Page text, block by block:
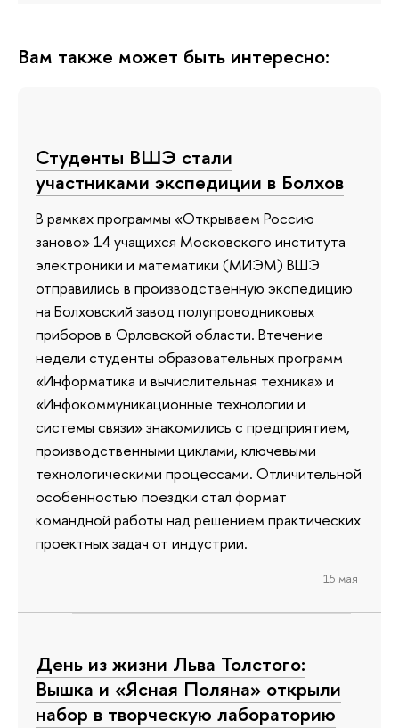
Вам также может быть интересно:
Студенты ВШЭ стали
участниками экспедиции в Болхов
В рамках программы «Открываем Россию
заново» 14 учащихся Московского института
электроники и математики (МИЭМ) ВШЭ
отправились в производственную экспедицию
на Болховский завод полупроводниковых
приборов в Орловской области. Втечение
недели студенты образовательных программ
«Информатика и вычислительная техника» и
«Инфокоммуникационные технологии и
системы связи» знакомились с предприятием,
производственными циклами, ключевыми
технологическими процессами. Отличительной
особенностью поездки стал формат
командной работы над решением практических
проектных задач от индустрии.
15 мая
День из жизни Льва Толстого:
Вышка и «Ясная Поляна» открыли
набор в творческую лабораторию